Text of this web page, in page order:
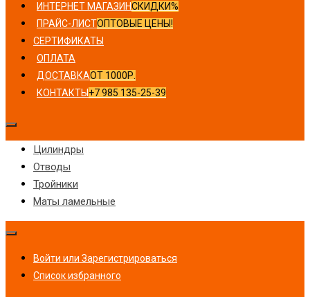
ИНТЕРНЕТ МАГАЗИНСКИДКИ%
ПРАЙС-ЛИСТОПТОВЫЕ ЦЕНЫ!
СЕРТИФИКАТЫ
ОПЛАТА
ДОСТАВКАОТ 1000Р.
КОНТАКТЫ +7 985 135-25-39
Цилиндры
Отводы
Тройники
Маты ламельные
Войти или Зарегистрироваться
Список избранного